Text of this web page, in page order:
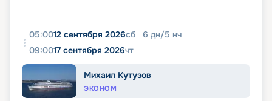
05:0012 сентября 2026сб 6 дн/5 нч
09:0017 сентября 2026чт
Михаил Кутузов
ЭКОНОМ